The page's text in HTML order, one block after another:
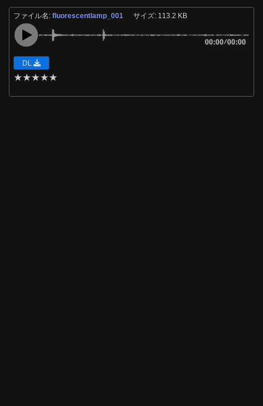
ファイル名:fluorescentlamp_001 サイズ: 113.2 KB
00:00/00:00
DL
★★★★★